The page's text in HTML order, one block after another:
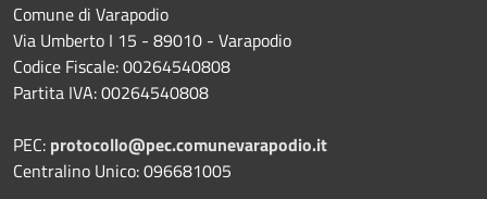
Comune di Varapodio
Via Umberto I 15 - 89010 - Varapodio
Codice Fiscale: 00264540808
Partita IVA: 00264540808
PEC: protocollo@pec.comunevarapodio.it
Centralino Unico: 096681005